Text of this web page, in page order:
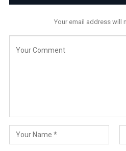
Your email address will